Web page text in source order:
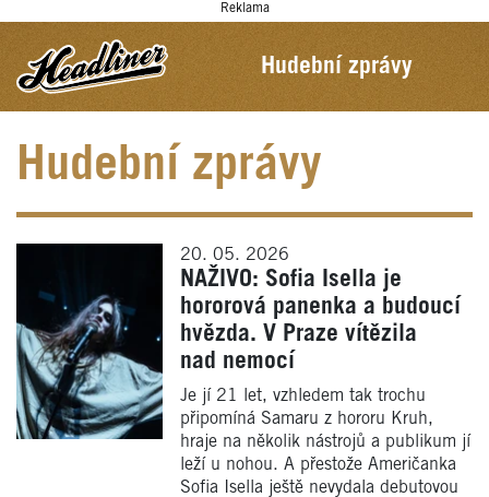
Reklama
Hudební zprávy
Hudební zprávy
20. 05. 2026
NAŽIVO: Sofia Isella je
hororová panenka a budoucí
hvězda. V Praze vítězila
nad nemocí
Je jí 21 let, vzhledem tak trochu
připomíná Samaru z hororu Kruh,
hraje na několik nástrojů a publikum jí
leží u nohou. A přestože Američanka
Sofia Isella ještě nevydala debutovou